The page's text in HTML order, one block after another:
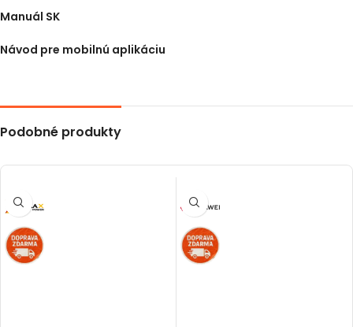
Manuál SK
Návod pre mobilnú aplikáciu
Podobné produkty